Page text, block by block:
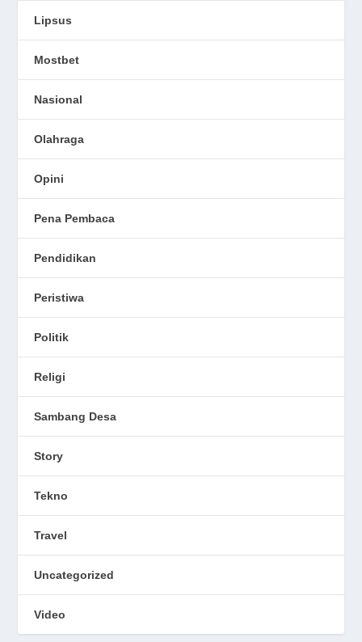
Lipsus
Mostbet
Nasional
Olahraga
Opini
Pena Pembaca
Pendidikan
Peristiwa
Politik
Religi
Sambang Desa
Story
Tekno
Travel
Uncategorized
Video